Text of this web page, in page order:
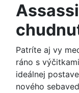
Patríte aj vy
ráno s
ideálnej
nového